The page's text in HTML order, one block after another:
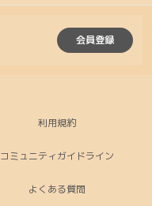
会員登録
利用規約
コミュニティガイドライン
よくある質問